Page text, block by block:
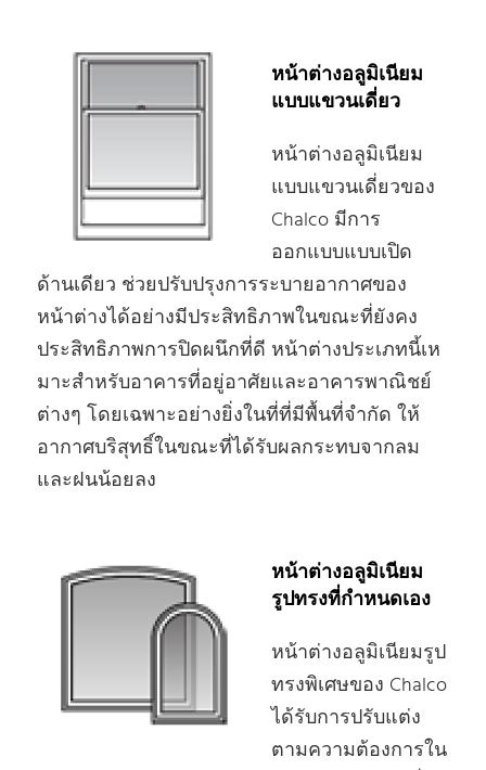
หน้าต่างอลูมิเนียม
แบบแขวนเดี่ยว
หน้าต่างอลูมิเนียม
แบบแขวนเดี่ยวของ
Chalco มีการ
ออกแบบแบบเปิด
ด้านเดียว ช่วยปรับปรุงการระบายอากาศของ
หน้าต่างได้อย่างมีประสิทธิภาพในขณะที่ยังคง
ประสิทธิภาพการปิดผนึกที่ดี หน้าต่างประเภทนี้เห
มาะสําหรับอาคารที่อยู่อาศัยและอาคารพาณิชย์
ต่างๆ โดยเฉพาะอย่างยิ่งในที่ที่มีพื้นที่จํากัด ให้
อากาศบริสุทธิ์ในขณะที่ได้รับผลกระทบจากลม
และฝนน้อยลง
หน้าต่างอลูมิเนียม
รูปทรงที่กําหนดเอง
หน้าต่างอลูมิเนียมรูป
ทรงพิเศษของ Chalco
ได้รับการปรับแต่ง
ตามความต้องการใน